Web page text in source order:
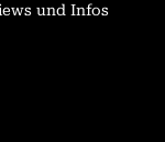
und Infos